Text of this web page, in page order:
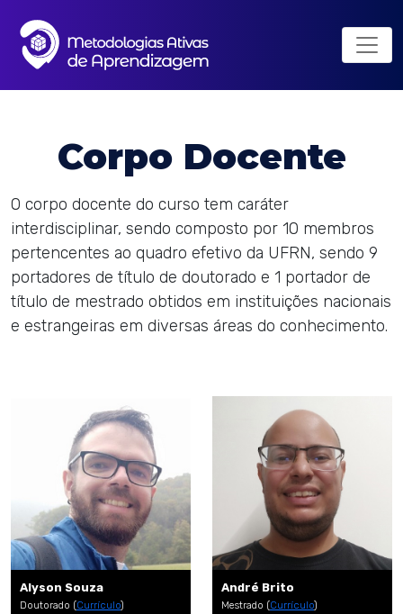
Corpo Docente
O corpo docente do curso tem caráter
interdisciplinar, sendo composto por 10 membros
pertencentes ao quadro efetivo da UFRN, sendo 9
portadores de título de doutorado e 1 portador de
título de mestrado obtidos em instituições nacionais
e estrangeiras em diversas áreas do conhecimento.
Alyson Souza
Doutorado (Currículo)
André Brito
Mestrado (Currículo)